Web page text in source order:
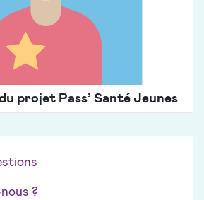
projet Pass’ Santé Jeunes
?